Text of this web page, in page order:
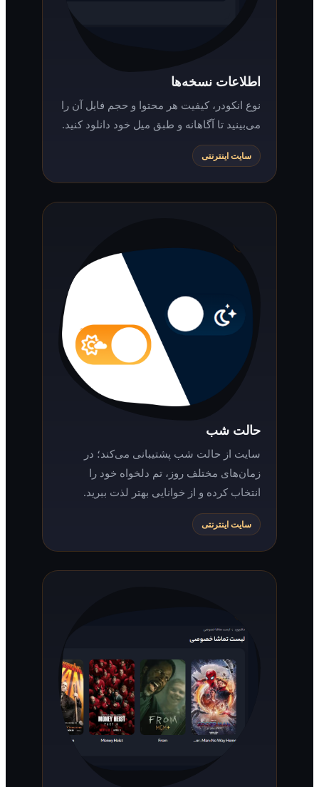
اطلاعات نسخه‌ها
نوع انکودر، کیفیت هر محتوا و حجم فایل آن را
می‌بینید تا آگاهانه و طبق میل خود دانلود کنید.
سایت اینترنتی
حالت شب
سایت از حالت شب پشتیبانی می‌کند؛ در
زمان‌های مختلف روز، تم دلخواه خود را
انتخاب کرده و از خوانایی بهتر لذت ببرید.
سایت اینترنتی